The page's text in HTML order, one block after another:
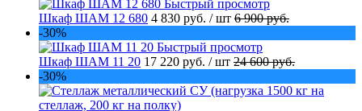
Быстрый просмотр
Шкаф ШАМ 12 680 4 830 руб. / шт 6 900 руб.
-30%
Быстрый просмотр
Шкаф ШАМ 11 20 17 220 руб. / шт 24 600 руб.
-30%